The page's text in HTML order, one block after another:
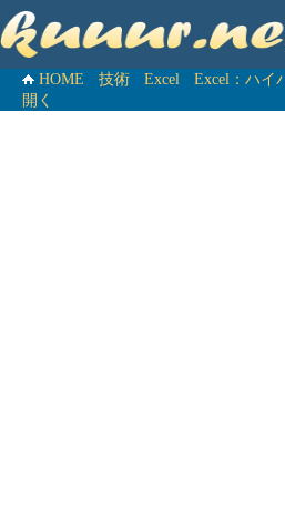
HOME 技術 Excel
Excel：ハイ
開く